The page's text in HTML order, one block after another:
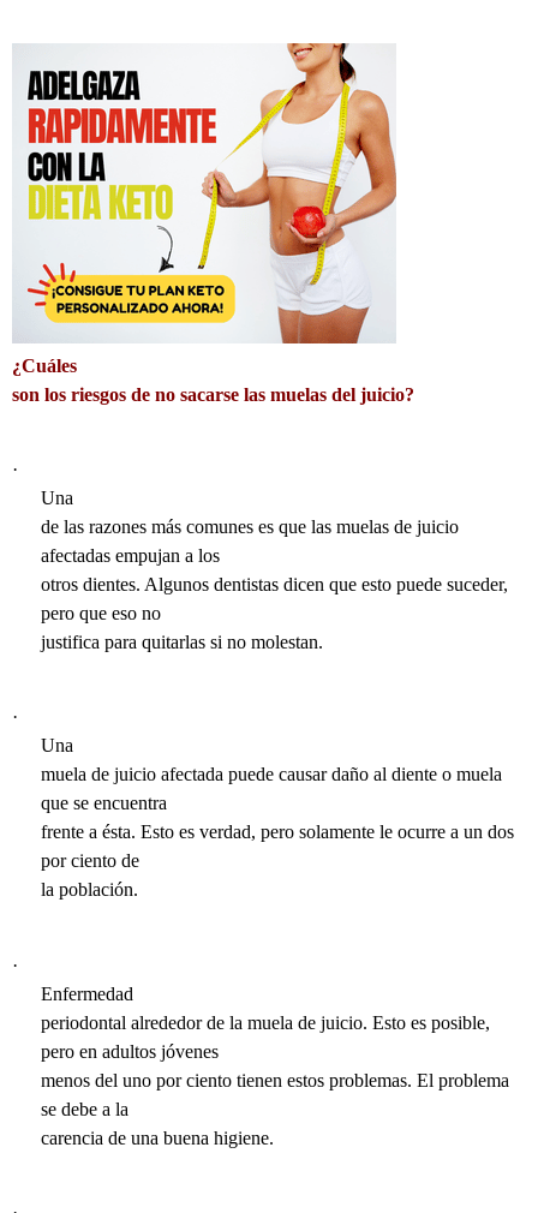
¿Cuáles
son los riesgos de no sacarse las muelas del juicio?
·
Una
de las razones más comunes es que las muelas de juicio
afectadas empujan a los
otros dientes. Algunos dentistas dicen que esto puede suceder,
pero que eso no
justifica para quitarlas si no molestan.
·
Una
muela de juicio afectada puede causar daño al diente o muela
que se encuentra
frente a ésta. Esto es verdad, pero solamente le ocurre a un dos
por ciento de
la población.
·
Enfermedad
periodontal alrededor de la muela de juicio. Esto es posible,
pero en adultos jóvenes
menos del uno por ciento tienen estos problemas. El problema
se debe a la
carencia de una buena higiene.